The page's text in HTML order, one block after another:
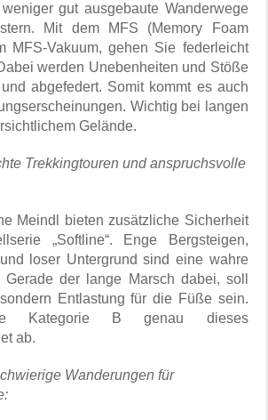
gut ausgebaute Wanderwege
Mit dem MFS (Memory Foam
MFS-Vakuum, gehen Sie federleicht
werden Unebenheiten und Stöße
abgefedert. Somit kommt es auch
Wichtig bei langen
Gelände.
Trekkingtouren und anspruchsvolle
Meindl bieten zusätzliche Sicherheit
„Softline“. Enge Bergsteigen,
loser Untergrund sind eine wahre
Gerade der lange Marsch dabei, soll
Entlastung für die Füße sein.
Kategorie B genau dieses
ab.
Wanderungen für